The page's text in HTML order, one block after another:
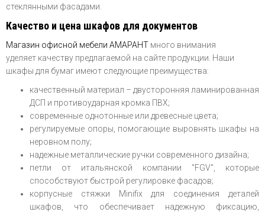
стеклянными фасадами.
Качество и цена шкафов для документов
Магазин офисной мебели АМАРАНТ много внимания
уделяет качеству предлагаемой на сайте продукции. Наши
шкафы для бумаг имеют следующие преимущества:
качественный материал – двусторонняя ламинированная
ДСП и противоударная кромка ПВХ;
современные однотонные или древесные цвета;
регулируемые опоры, помогающие выровнять шкафы на
неровном полу;
надежные металлические ручки современного дизайна;
петли от итальянской компании "FGV", которые
способствуют быстрой регулировке фасадов;
корпусные стяжки Minifix для соединения деталей
шкафов, что обеспечивает надежную фиксацию,